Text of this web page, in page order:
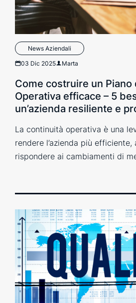
News Aziendali
03 Dic 2025 Marta
Come costruire un Piano
Operativa efficace – 5
un’azienda resiliente e
La continuità operativa è una
rendere l’azienda più
rispondere ai cambiamenti di